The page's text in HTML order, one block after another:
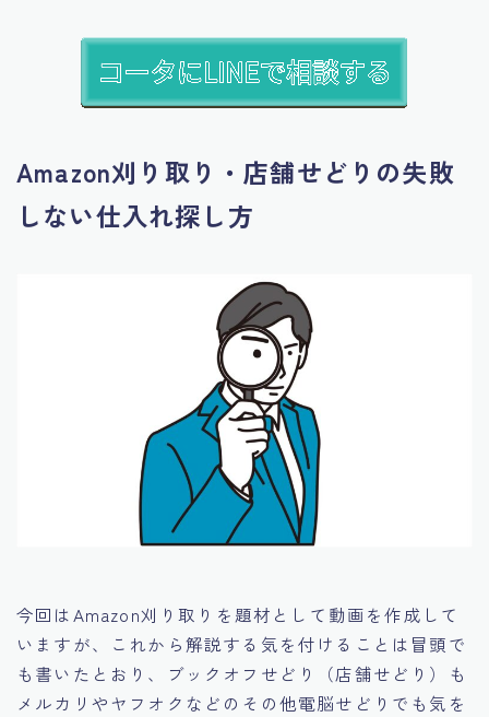
Amazon刈り取り・店舗せどりの失敗
しない仕入れ探し方
今回はAmazon刈り取りを題材として動画を作成して
いますが、
これから解説する気を付けることは冒頭で
も書いたとおり、ブックオフせどり（店舗せどり）も
メルカリやヤフオクなどのその他電脳せどりでも気を